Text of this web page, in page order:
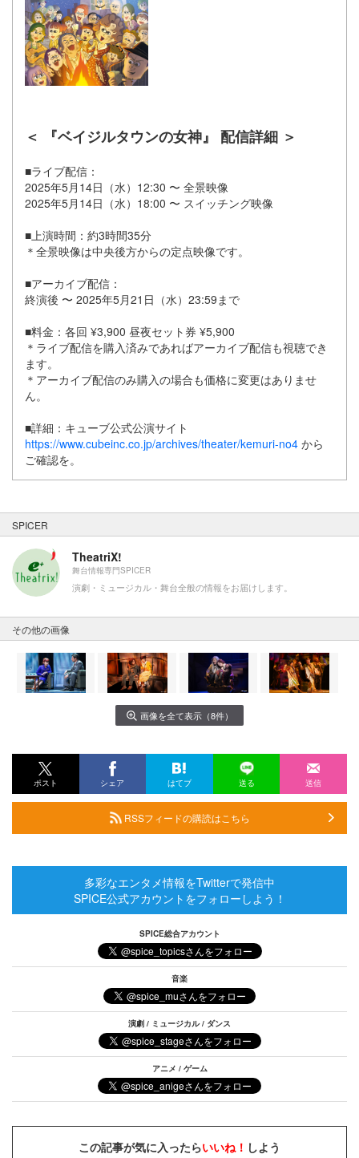
＜ 『ベイジルタウンの女神』 配信詳細 ＞
■ライブ配信：
2025年5月14日（水）12:30 〜 全景映像
2025年5月14日（水）18:00 〜 スイッチング映像
■上演時間：約3時間35分
＊全景映像は中央後方からの定点映像です。
■アーカイブ配信：
終演後 〜 2025年5月21日（水）23:59まで
■料金：各回 ¥3,900 昼夜セット券 ¥5,900
＊ライブ配信を購入済みであればアーカイブ配信も視聴でき
ます。
＊アーカイブ配信のみ購入の場合も価格に変更はありませ
ん。
■詳細：キューブ公式公演サイト
https://www.cubeinc.co.jp/archives/theater/kemuri-no4 から
ご確認を。
SPICER
TheatriX!
舞台情報専門SPICER
演劇・ミュージカル・舞台全般の情報をお届けします。
その他の画像
画像を全て表示（8件）
ポスト シェア はてブ 送る 送信
RSSフィードの購読はこちら
多彩なエンタメ情報をTwitterで発信中
SPICE公式アカウントをフォローしよう！
SPICE総合アカウント
音楽
演劇 / ミュージカル / ダンス
アニメ / ゲーム
この記事が気に入ったらいいね！ しよう